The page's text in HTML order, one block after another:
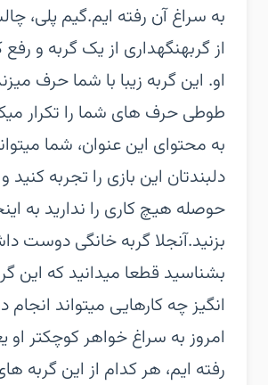
به سراغ آن رفته ایم.گیم پلی،
از گربهنگهداری از یک گربه و رفع
او. این گربه زیبا با شما حرف
طوطی حرف های شما را تکرار
به محتوای این عنوان، شما
دلبندتان این بازی را تجربه کنید
حوصله هیچ کاری را ندارید به
بزنید.آنجلا گربه خانگی دوست
بشناسید قطعا میدانید که این
انگیز چه کارهایی میتواند انجام
امروز به سراغ خواهر کوچکتر او
رفته ایم، هر کدام از این گربه